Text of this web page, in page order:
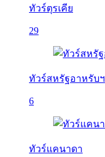
ทัวร์ตุรเคีย
29
ทัวร์สหรัฐอาหรับฯ
6
ทัวร์แคนาดา